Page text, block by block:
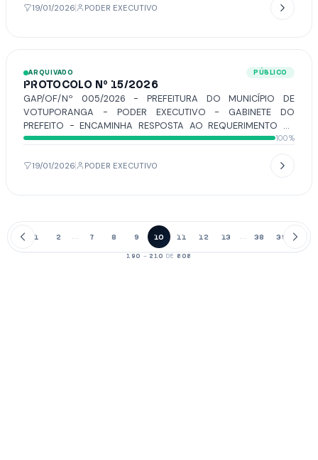
19/01/2026 PODER EXECUTIVO
ARQUIVADO PÚBLICO
PROTOCOLO Nº 15/2026
GAP/OF/Nº 005/2026 - PREFEITURA DO MUNICÍPIO DE
VOTUPORANGA - PODER EXECUTIVO - GABINETE DO
PREFEITO - ENCAMINHA RESPOSTA AO REQUERIMENTO Nº
306/2025, DE AUTORIA DO VEREADOR EMERSON PEREIRA.100%
19/01/2026 PODER EXECUTIVO
1 2 ... 7 8 9 10 11 12 13 ... 38 39
190 –210 DE 808